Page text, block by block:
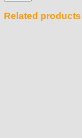
Related products